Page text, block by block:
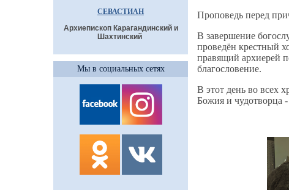
СЕВАСТИАН
Архиепископ Карагандинский и
Шахтинский
Мы в социальных сетях
Проповедь перед
В завершение
проведён крестный
правящий архиерей
благословение.
В этот день во всех
Божия и чудотворца